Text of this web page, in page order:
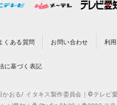
くある質問 お問い合わせ 利
に基づく表記
る/ イタキス製作委員会｜©テレビ